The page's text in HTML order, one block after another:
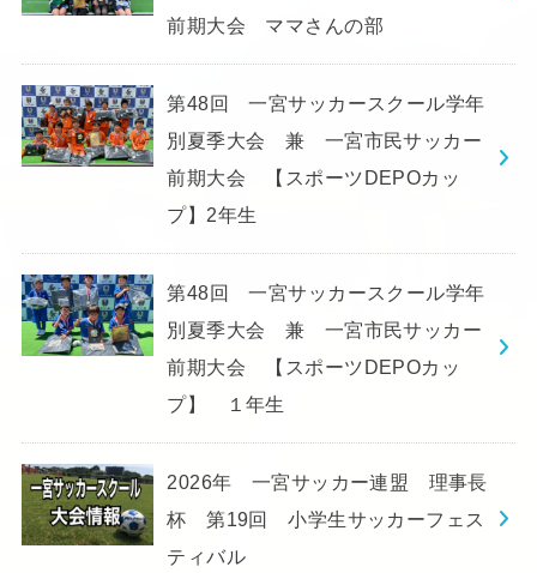
前期大会 ママさんの部
第48回 一宮サッカースクール学年
別夏季大会 兼 一宮市民サッカー
前期大会 【スポーツDEPOカッ
プ】2年生
第48回 一宮サッカースクール学年
別夏季大会 兼 一宮市民サッカー
前期大会 【スポーツDEPOカッ
プ】 １年生
2026年 一宮サッカー連盟 理事長
杯 第19回 小学生サッカーフェス
ティバル